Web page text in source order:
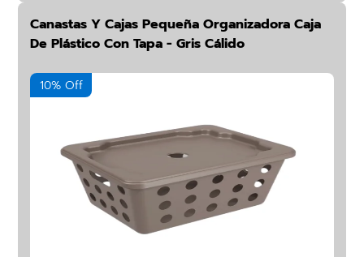
Canastas Y Cajas Pequeña Organizadora Caja
De Plástico Con Tapa - Gris Cálido
10% Off